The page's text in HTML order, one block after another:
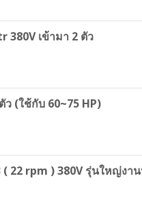
380V เข้ามา 2 ตัว
ว (ใช้กับ 60~75 HP)
( 22 rpm ) 380V รุ่นใหญ่ง